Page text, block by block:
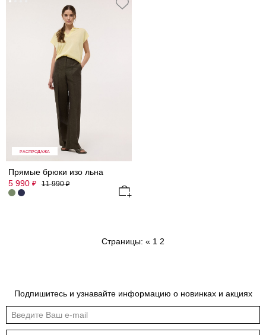
РАСПРОДАЖА
Прямые брюки изо льна
5 990 ₽ 11 990₽
Страницы: « 1 2
Подпишитесь и узнавайте информацию о новинках и акциях